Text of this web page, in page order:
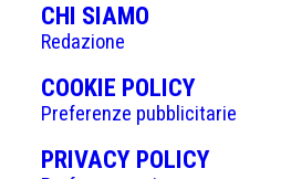
CHI SIAMO
Redazione
COOKIE POLICY(APRE
IN
UNA
NUOVA
Preferenze pubblicitarie
PRIVACY POLICY(APRE